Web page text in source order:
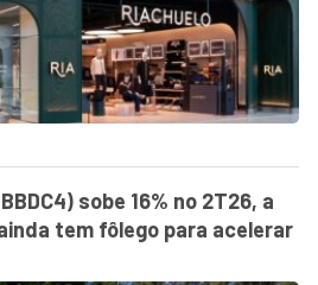
sobe 16% no 2T26, a
tem fôlego para acelerar